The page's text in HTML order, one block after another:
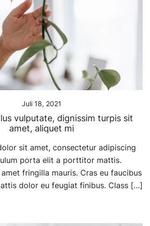
Juli 18, 2021
vulputate, dignissim turpis sit
amet, aliquet mi
sit amet, consectetur adipiscing
porta elit a porttitor mattis.
fringilla mauris. Cras eu faucibus
dolor eu feugiat finibus. Class […]